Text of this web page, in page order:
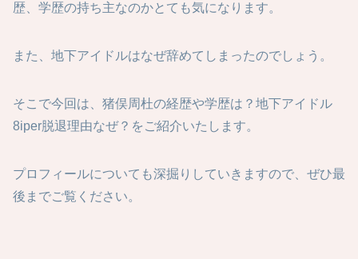
歴、学歴の持ち主なのかとても気になります。
また、地下アイドルはなぜ辞めてしまったのでしょう。
そこで今回は、猪俣周杜の経歴や学歴は？地下アイドル
8iper脱退理由なぜ？をご紹介いたします。
プロフィールについても深掘りしていきますので、ぜひ最
後までご覧ください。